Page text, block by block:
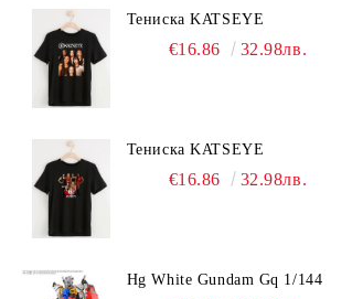
Тениска KATSEYE
€16.86 32.98лв.
Тениска KATSEYE
€16.86 32.98лв.
Hg White Gundam Gq 1/144